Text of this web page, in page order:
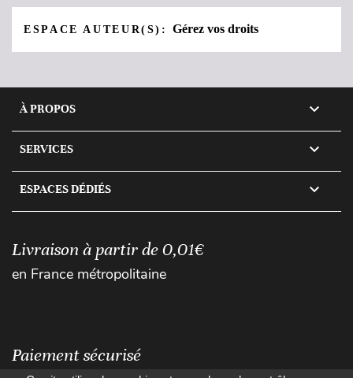
ESPACE AUTEUR(S):Gérez vos droits
À PROPOS 
SERVICES 
ESPACES DÉDIÉS 
Livraison à partir de 0,01€
en France métropolitaine
Paiement sécurisé